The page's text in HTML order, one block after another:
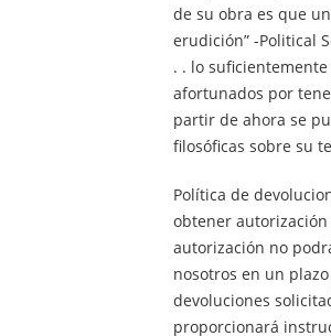
de su obra es que
erudición” -Political
. . lo
afortunados por
partir de ahora se
filosóficas sobre su
Política de
obtener
autorización no
nosotros en un
devoluciones
proporcionará